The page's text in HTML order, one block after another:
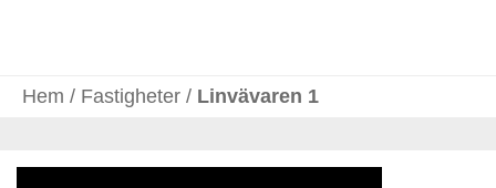
Hem / Fastigheter / Linvävaren 1